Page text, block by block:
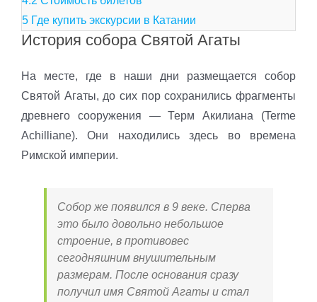
5 Где купить экскурсии в Катании
История собора Святой Агаты
На месте, где в наши дни размещается собор
Святой Агаты, до сих пор сохранились фрагменты
древнего сооружения — Терм Акилиана (Terme
Achilliane). Они находились здесь во времена
Римской империи.
Собор же появился в 9 веке. Сперва
это было довольно небольшое
строение, в противовес
сегодняшним внушительным
размерам. После основания сразу
получил имя Святой Агаты и стал